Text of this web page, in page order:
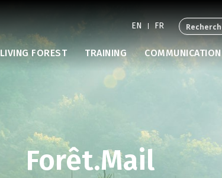
EN FR
LIVING FOREST TRAINING COMMUNICATION
Forêt.Mail